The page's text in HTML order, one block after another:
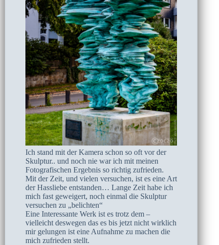
Ich stand mit der Kamera schon so oft vor der
Skulptur.. und noch nie war ich mit meinen
Fotografischen Ergebnis so richtig zufrieden.
Mit der Zeit, und vielen versuchen, ist es eine Art
der Hassliebe entstanden… Lange Zeit habe ich
mich fast geweigert, noch einmal die Skulptur
versuchen zu „belichten“
Eine Interessante Werk ist es trotz dem –
vielleicht deswegen das es bis jetzt nicht wirklich
mir gelungen ist eine Aufnahme zu machen die
mich zufrieden stellt.